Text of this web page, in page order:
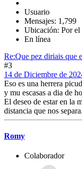
Usuario
Mensajes: 1,799
Ubicación: Por el
En línea
Re:Que pez diriais que
#3
14 de Diciembre de
Eso es una herrera
y mu escasas a dia de
El deseo de estar en la
distancia que nos separa.
Romy
Colaborador